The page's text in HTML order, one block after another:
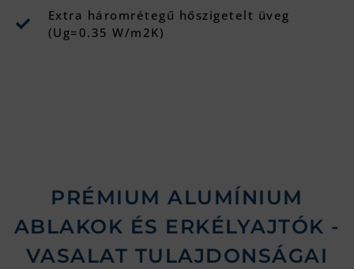
Extra háromrétegű hőszigetelt üveg
(Ug=0.35 W/m2K)
PRÉMIUM ALUMÍNIUM
ABLAKOK ÉS ERKÉLYAJTÓK​ -
VASALAT TULAJDONSÁGAI